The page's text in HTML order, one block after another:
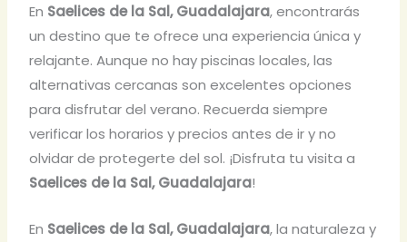
En Saelices de la Sal, Guadalajara, encontrarás
un destino que te ofrece una experiencia única y
relajante. Aunque no hay piscinas locales, las
alternativas cercanas son excelentes opciones
para disfrutar del verano. Recuerda siempre
verificar los horarios y precios antes de ir y no
olvidar de protegerte del sol. ¡Disfruta tu visita a
Saelices de la Sal, Guadalajara!
En Saelices de la Sal, Guadalajara, la naturaleza y